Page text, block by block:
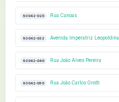
93042-020 Rua Canoas
93042-032 Avenida Imperatriz Leopoldina
93042-040 Rua João Alves Pereira
93042-050 Rua João Carlos Groth